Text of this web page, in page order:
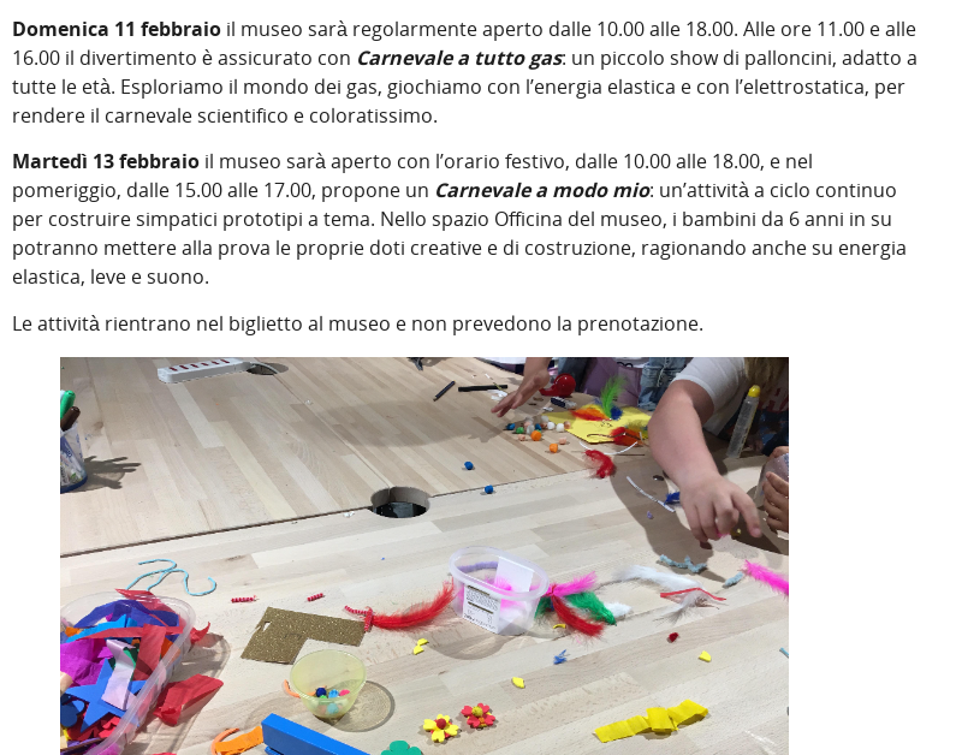
Domenica 11 febbraio il museo sarà regolarmente aperto dalle 10.00 alle 18.00. Alle ore 11.00 e alle
16.00 il divertimento è assicurato con Carnevale a tutto gas: un piccolo show di palloncini, adatto a
tutte le età. Esploriamo il mondo dei gas, giochiamo con l’energia elastica e con l’elettrostatica, per
rendere il carnevale scientifico e coloratissimo.
Martedì 13 febbraio il museo sarà aperto con l’orario festivo, dalle 10.00 alle 18.00, e nel
pomeriggio, dalle 15.00 alle 17.00, propone un Carnevale a modo mio: un’attività a ciclo continuo
per costruire simpatici prototipi a tema. Nello spazio Officina del museo, i bambini da 6 anni in su
potranno mettere alla prova le proprie doti creative e di costruzione, ragionando anche su energia
elastica, leve e suono.
Le attività rientrano nel biglietto al museo e non prevedono la prenotazione.